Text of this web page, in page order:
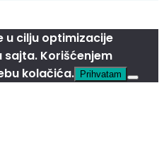
u cilju optimizacije
Korišćenjem
kolačića. Prihvatam